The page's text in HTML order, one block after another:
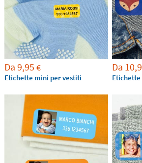
Da9,95 €
Etichette mini per vestiti
Da